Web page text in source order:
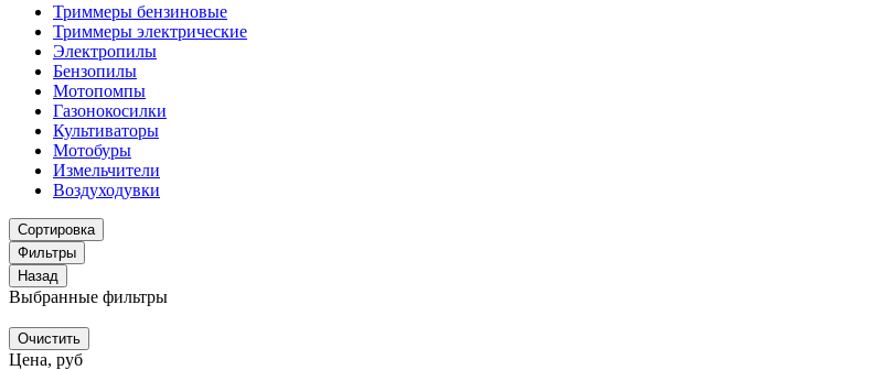
Триммеры бензиновые
Триммеры электрические
Электропилы
Бензопилы
Мотопомпы
Газонокосилки
Культиваторы
Мотобуры
Измельчители
Воздуходувки
Сортировка
Фильтры
Назад
Выбранные фильтры
Очистить
Цена, руб